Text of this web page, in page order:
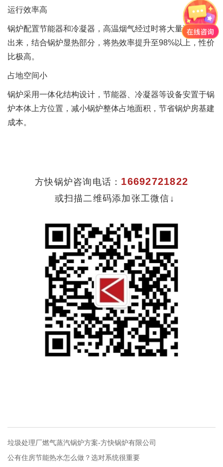
运行效率高
锅炉配置节能器和冷凝器，高温烟气经过时将大量潜热释放
出来，结合锅炉显热部分，将热效率提升至98%以上，性价
比极高。
占地空间小
锅炉采用一体化结构设计，节能器、冷凝器等设备安置于锅
炉本体上方位置，减小锅炉整体占地面积，节省锅炉房基建
成本。
方快锅炉咨询电话： 16692721822
或扫描二维码添加张工微信↓
垃圾处理厂燃气蒸汽锅炉方案-方快锅炉有限公司
公有住房节能热水怎么做？选对系统很重要